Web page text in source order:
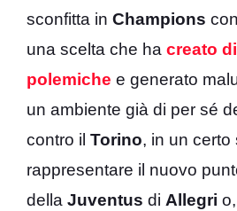
sconfitta in Champions
una scelta che ha creato
polemiche e generato
un ambiente già di per sé
contro il Torino, in un certo
rappresentare il nuovo
della Juventus di Allegri